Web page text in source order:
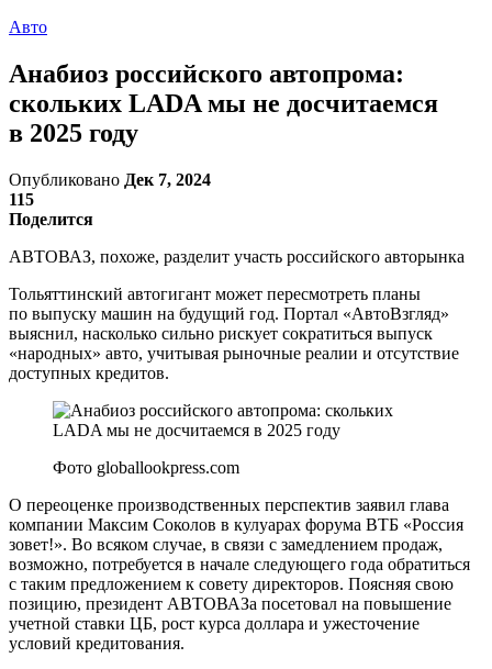
Авто
Анабиоз российского автопрома:
скольких LADA мы не досчитаемся
в 2025 году
Опубликовано Дек 7, 2024
115
Поделится
АВТОВАЗ, похоже, разделит участь российского авторынка
Тольяттинский автогигант может пересмотреть планы
по выпуску машин на будущий год. Портал «АвтоВзгляд»
выяснил, насколько сильно рискует сократиться выпуск
«народных» авто, учитывая рыночные реалии и отсутствие
доступных кредитов.
Фото globallookpress.com
О переоценке производственных перспектив заявил глава
компании Максим Соколов в кулуарах форума ВТБ «Россия
зовет!». Во всяком случае, в связи с замедлением продаж,
возможно, потребуется в начале следующего года обратиться
с таким предложением к совету директоров. Поясняя свою
позицию, президент АВТОВАЗа посетовал на повышение
учетной ставки ЦБ, рост курса доллара и ужесточение
условий кредитования.